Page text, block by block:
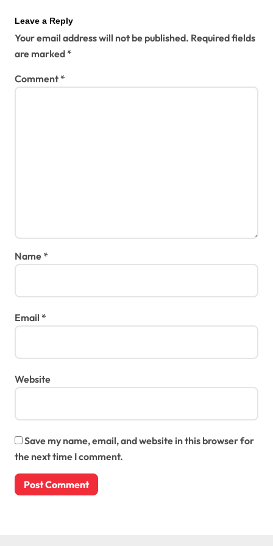
Leave a Reply
Your email address will not be published. Required fields
are marked*
Comment*
Name*
Email *
Website
Save my name, email, and website in this browser for
the next time I comment.